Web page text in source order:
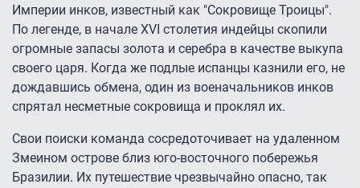
Империи инков, известный как "Сокровище Троицы".
По легенде, в начале XVI столетия индейцы скопили
огромные запасы золота и серебра в качестве выкупа
своего царя. Когда же подлые испанцы казнили его, не
дождавшись обмена, один из военачальников инков
спрятал несметные сокровища и проклял их.
Свои поиски команда сосредоточивает на удаленном
Змеином острове близ юго-восточного побережья
Бразилии. Их путешествие чрезвычайно опасно, так